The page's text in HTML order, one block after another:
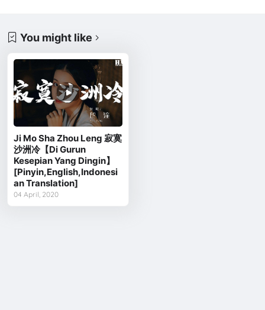
You might like
Ji Mo Sha Zhou Leng 寂寞
沙洲冷【Di Gurun
Kesepian Yang Dingin】
[Pinyin,English,Indonesi
an Translation]
04 April, 2020